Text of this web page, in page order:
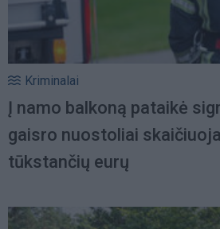
Kriminalai
Į namo balkoną pataikė
gaisro nuostoliai
tūkstančių eurų